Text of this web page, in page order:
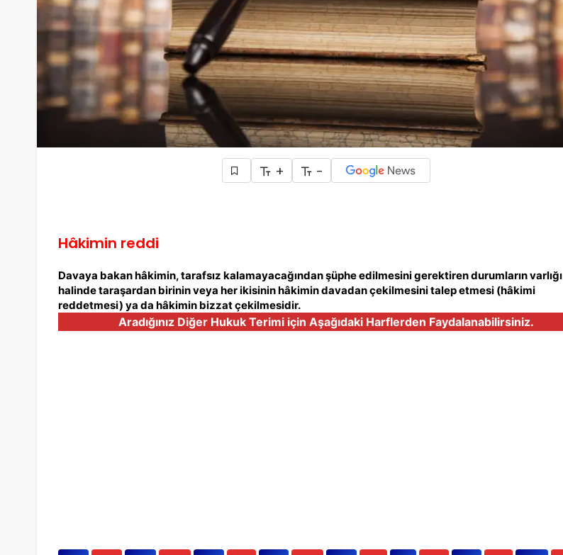
+ -
Hâkimin reddi
Davaya bakan hâkimin, tarafsız kalamayacağından şüphe edilmesini gerektiren durumların varlığı
halinde taraşardan birinin veya her ikisinin hâkimin davadan çekilmesini talep etmesi (hâkimi
reddetmesi) ya da hâkimin bizzat çekilmesidir.
Aradığınız Diğer Hukuk Terimi için Aşağıdaki Harflerden Faydalanabilirsiniz.